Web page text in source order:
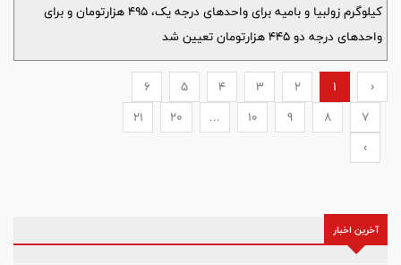
کیلوگرم زولبیا و بامیه برای واحدهای درجه یک، ۴۹۵ هزارتومان و برای
واحدهای درجه دو ۴۴۵ هزارتومان تعیین شد
‹
1
2
3
4
5
6
7
8
9
10
...
20
21
›
آخرین اخبار